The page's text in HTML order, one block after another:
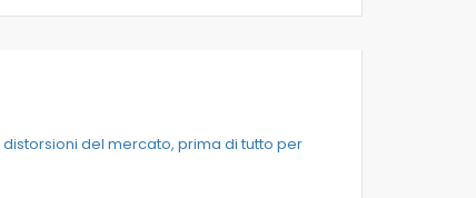
del mercato, prima di tutto per